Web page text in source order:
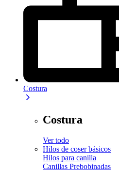
Costura
Costura
Ver todo
Hilos de coser básicos
Hilos para canilla
Canillas Prebobinadas